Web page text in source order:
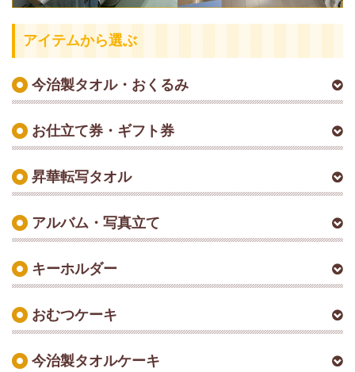
アイテムから選ぶ
今治製タオル・おくるみ
お仕立て券・ギフト券
昇華転写タオル
アルバム・写真立て
キーホルダー
おむつケーキ
今治製タオルケーキ